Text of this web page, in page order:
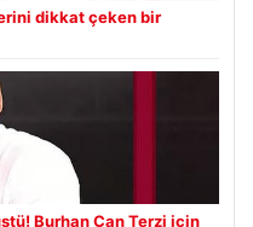
dikkat çeken bir
Burhan Can Terzi için